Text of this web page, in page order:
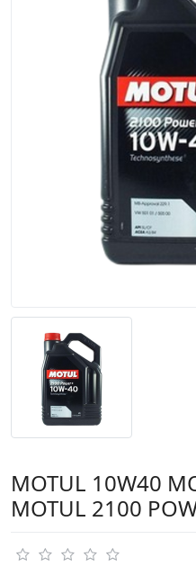
MOTUL 10W40
MOTUL 2100